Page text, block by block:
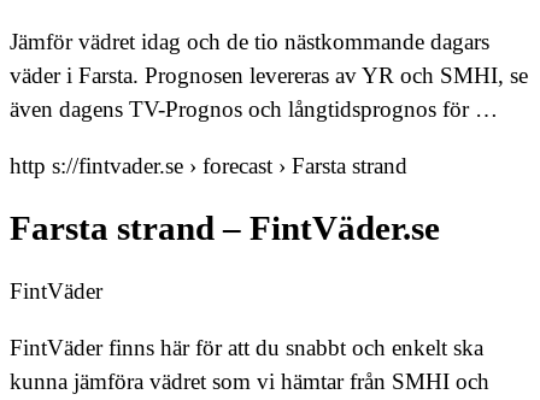
Jämför vädret idag och de tio nästkommande dagars
väder i Farsta. Prognosen levereras av YR och SMHI, se
även dagens TV-Prognos och långtidsprognos för …
http s://fintvader.se › forecast › Farsta strand
Farsta strand – FintVäder.se
FintVäder
FintVäder finns här för att du snabbt och enkelt ska
kunna jämföra vädret som vi hämtar från SMHI och